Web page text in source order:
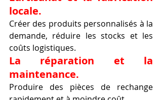
locale.
Créer des produits personnalisés à la
demande, réduire les stocks et les
coûts logistiques.
La réparation et la
maintenance.
Produire des pièces de rechange